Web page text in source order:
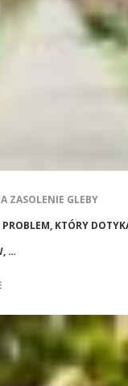
ZASOLENIE GLEBY
KTÓRY
…